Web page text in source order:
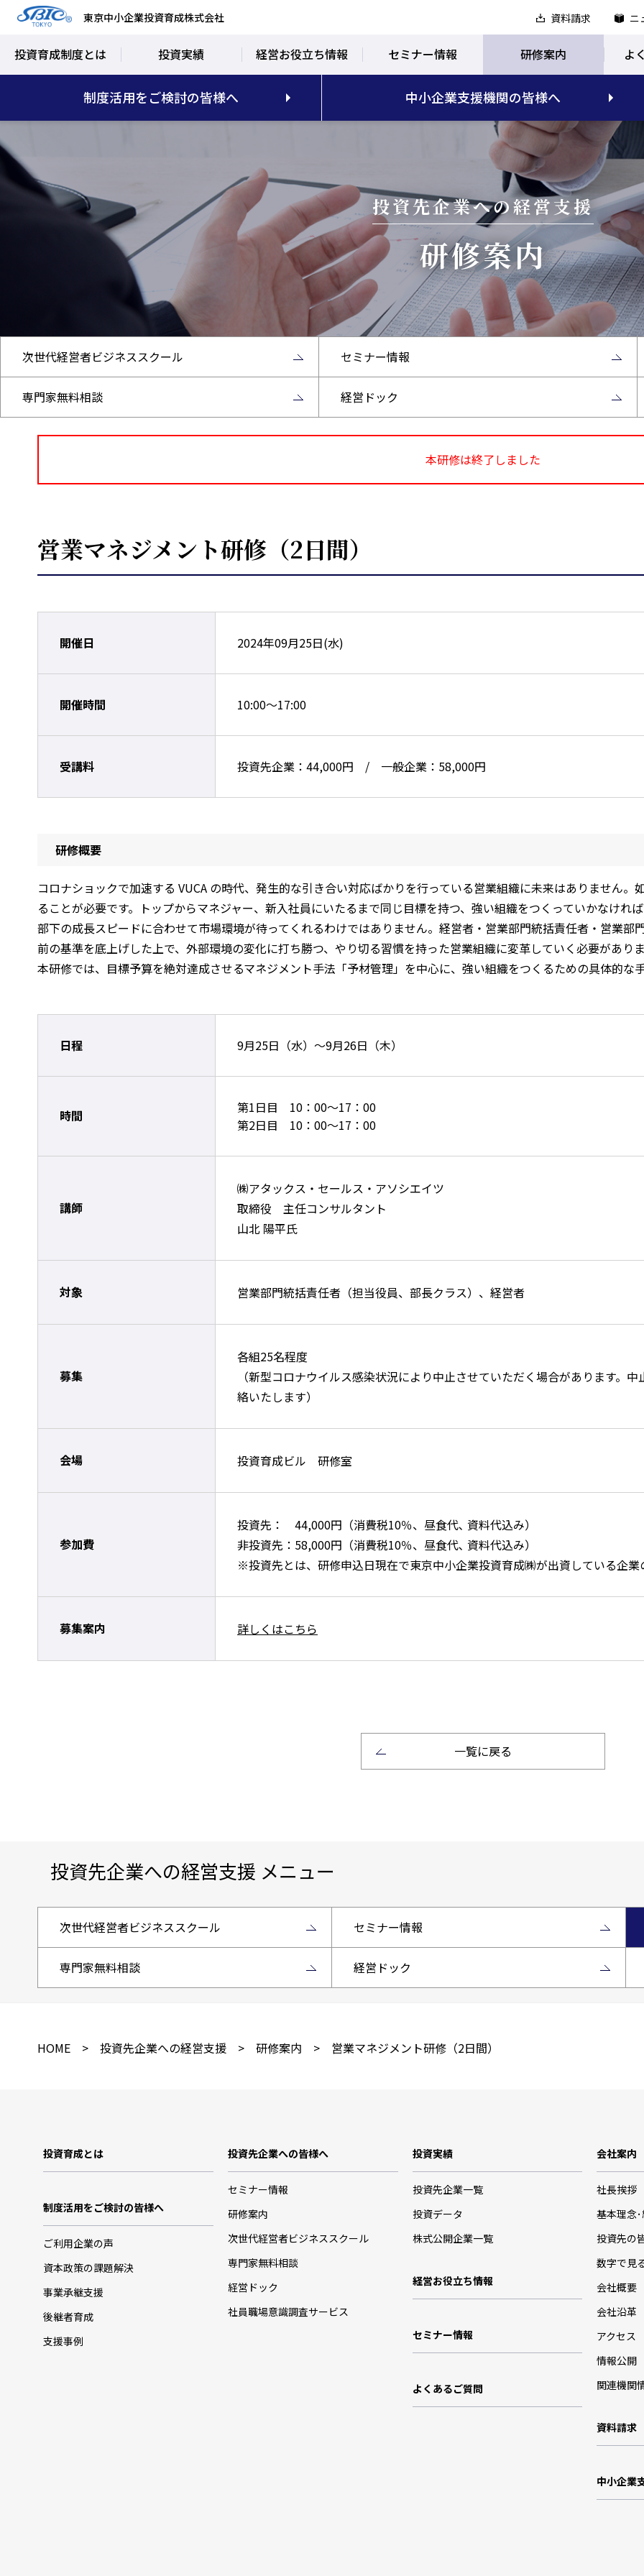
東京中小企業投資育成株式会社 資料請求 ニ
投資育成制度とは 投資実績 経営お役立ち情報 セミナー情報 研修案内 よ
制度活用をご検討の皆様へ 中小企業支援機関の皆様へ
投資先企業への経営支援
研修案内
次世代経営者ビジネススクール セミナー情報
専門家無料相談 経営ドック
本研修は終了しました
営業マネジメント研修（2日間）
開催日 2024年09月25日(水)
開催時間 10:00～17:00
受講料 投資先企業：44,000円 / 一般企業：58,000円
研修概要
コロナショックで加速する VUCA の時代、発生的な引き合い対応ばかりを行っている営業組織に未来はありません
ることが必要です。トップからマネジャー、新入社員にいたるまで同じ目標を持つ、強い組織をつくっていかなけれ
部下の成長スピードに合わせて市場環境が待ってくれるわけではありません。経営者・営業部門統括責任者・営業
前の基準を底上げした上で、外部環境の変化に打ち勝つ、やり切る習慣を持った営業組織に変革していく必要があり
本研修では、目標予算を絶対達成させるマネジメント手法「予材管理」を中心に、強い組織をつくるための具体的な
日程 9月25日（水）～9月26日（木）
時間
第1日目 10：00～17：00
第2日目 10：00～17：00
講師
㈱アタックス・セールス・アソシエイツ
取締役 主任コンサルタント
山北 陽平氏
対象 営業部門統括責任者（担当役員、部長クラス）、経営者
募集
各組25名程度
（新型コロナウイルス感染状況により中止させていただく場合があります。
絡いたします）
会場 投資育成ビル 研修室
参加費
投資先： 44,000円（消費税10％、昼食代､ 資料代込み）
非投資先：58,000円（消費税10％、昼食代､ 資料代込み）
※投資先とは、研修申込日現在で東京中小企業投資育成㈱が出資している企
募集案内 詳しくはこちら
一覧に戻る
投資先企業への経営支援 メニュー
次世代経営者ビジネススクール セミナー情報
専門家無料相談 経営ドック
HOME > 投資先企業への経営支援 > 研修案内 > 営業マネジメント研修（2日間）
投資育成とは
制度活用をご検討の皆様へ
ご利用企業の声
資本政策の課題解決
事業承継支援
後継者育成
支援事例
投資先企業への皆様へ
セミナー情報
研修案内
次世代経営者ビジネススクール
専門家無料相談
経営ドック
社員職場意識調査サービス
投資実績
投資先企業一覧
投資データ
株式公開企業一覧
経営お役立ち情報
セミナー情報
よくあるご質問
会社案内
社長挨拶
基本理念
投資先の
数字で見
会社概要
会社沿革
アクセス
情報公開
関連機関
資料請求
中小企業